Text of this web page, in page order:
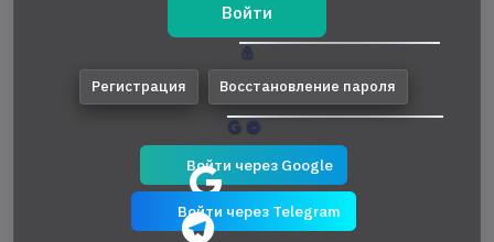
Войти
Регистрация Восстановление пароля
Войти через Google
Войти через Telegram